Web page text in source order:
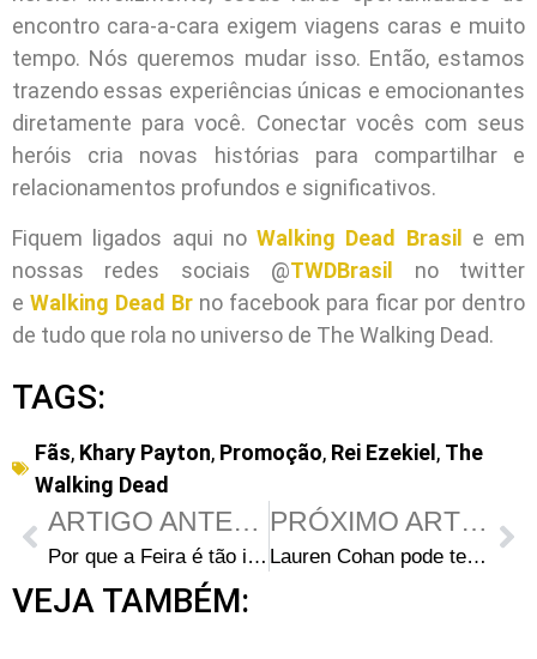
encontro cara-a-cara exigem viagens caras e muito
tempo. Nós queremos mudar isso. Então, estamos
trazendo essas experiências únicas e emocionantes
diretamente para você. Conectar vocês com seus
heróis cria novas histórias para compartilhar e
relacionamentos profundos e significativos.
Fiquem ligados aqui no Walking Dead Brasil
e em
nossas redes sociais @TWDBrasil
no twitter
e Walking Dead Br no facebook para ficar por dentro
de tudo que rola no universo de The Walking Dead.
TAGS:
Fãs, Khary Payton, Promoção, Rei Ezekiel , The
Walking Dead
ARTIGO ANTERIOR
Por que a Feira é tão importante para os sobreviventes e as comunidades em The Walking Dead?
PRÓXIMO ARTIGO
Lauren Cohan pode ter revelado o retorno de Maggie para The Walking Dead
VEJA TAMBÉM: